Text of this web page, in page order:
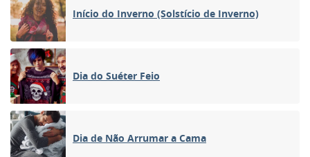
Início do Inverno (Solstício de Inverno)
Dia do Suéter Feio
Dia de Não Arrumar a Cama